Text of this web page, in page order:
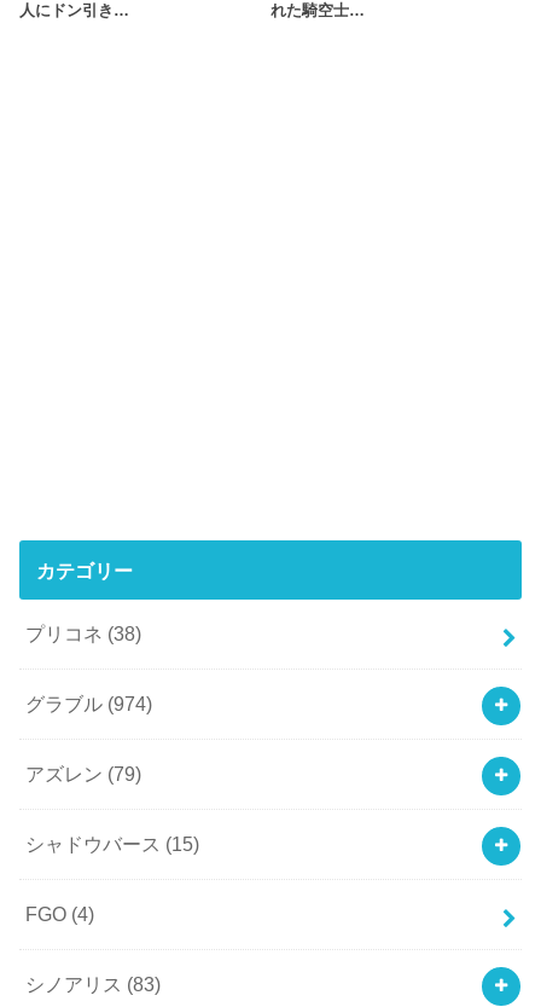
人にドン引き…
れた騎空士…
カテゴリー
プリコネ (38)
グラブル (974)
アズレン (79)
シャドウバース (15)
FGO (4)
シノアリス (83)